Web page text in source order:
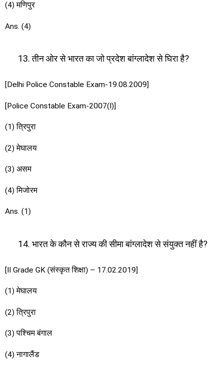
(4) मणिपुर
Ans. (4)
तीन ओर से भारत का जो प्रदेश बांग्लादेश से घिरा है?
[Delhi Police Constable Exam-19.08.2009]
[Police Constable Exam-2007(I)]
(1) त्रिपुरा
(2) मेघालय
(3) असम
(4) मिजोरम
Ans. (1)
भारत के कौन से राज्य की सीमा बांग्लादेश से संयुक्त नहीं है?
[II Grade GK (संस्कृत शिक्षा) – 17.02.2019]
(1) मेघालय
(2) त्रिपुरा
(3) पश्चिम बंगाल
(4) नागालैंड